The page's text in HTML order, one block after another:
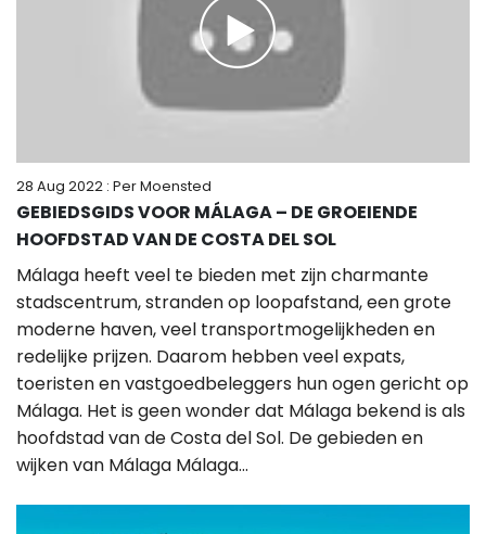
28 Aug 2022 : Per Moensted
GEBIEDSGIDS VOOR MÁLAGA – DE GROEIENDE
HOOFDSTAD VAN DE COSTA DEL SOL
Málaga heeft veel te bieden met zijn charmante
stadscentrum, stranden op loopafstand, een grote
moderne haven, veel transportmogelijkheden en
redelijke prijzen. Daarom hebben veel expats,
toeristen en vastgoedbeleggers hun ogen gericht op
Málaga. Het is geen wonder dat Málaga bekend is als
hoofdstad van de Costa del Sol. De gebieden en
wijken van Málaga Málaga...